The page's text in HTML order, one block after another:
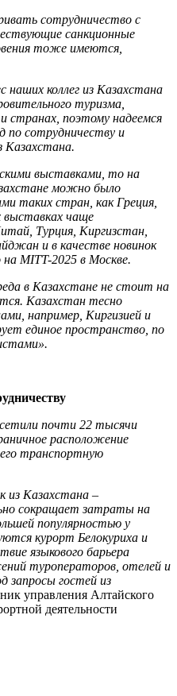
сотрудничество с
санкционные
тоже имеются,
коллег из Казахстана
туризма,
странах, поэтому надеемся
по сотрудничеству и
Казахстана.
выставками, то на
можно было
таких стран, как Греция,
выставках чаще
Турция, Киргизстан,
и в качестве новинок
на MITT-2025 в Москве.
в Казахстане не стоит на
Казахстан тесно
например, Киргизией и
единое пространство, по
почти 22 тысячи
расположение
транспортную
из Казахстана –
сокращает затраты на
популярностью у
курорт Белокуриха и
языкового барьера
туроператоров, отелей и
запросы гостей из
управления Алтайского
деятельности